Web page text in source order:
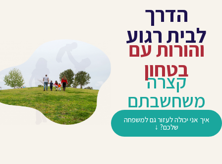
הדרך
לבית רגוע
והורות עם
בטחון
קצרה
משחשבתם
איך אני יכולה לעזור גם למשפחה
שלכם? ↓